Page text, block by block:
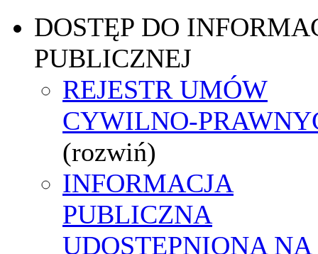
DOSTĘP DO
PUBLICZNEJ
REJESTR UMÓW
CYWILNO-
(rozwiń)
INFORMACJA
PUBLICZNA
UDOSTĘPNIONA NA